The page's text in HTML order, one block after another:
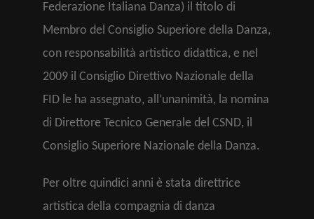
Federazione Italiana Danza) il titolo di
Membro del Consiglio Superiore della Danza,
con responsabilità artistico didattica, e nel
2009 il Consiglio Direttivo Nazionale della
FID le ha assegnato, all’unanimità, la nomina
di Direttore Tecnico Generale del CSND, il
Consiglio Superiore Nazionale della Danza.
Per oltre quindici anni è stata direttrice
artistica della compagnia di danza